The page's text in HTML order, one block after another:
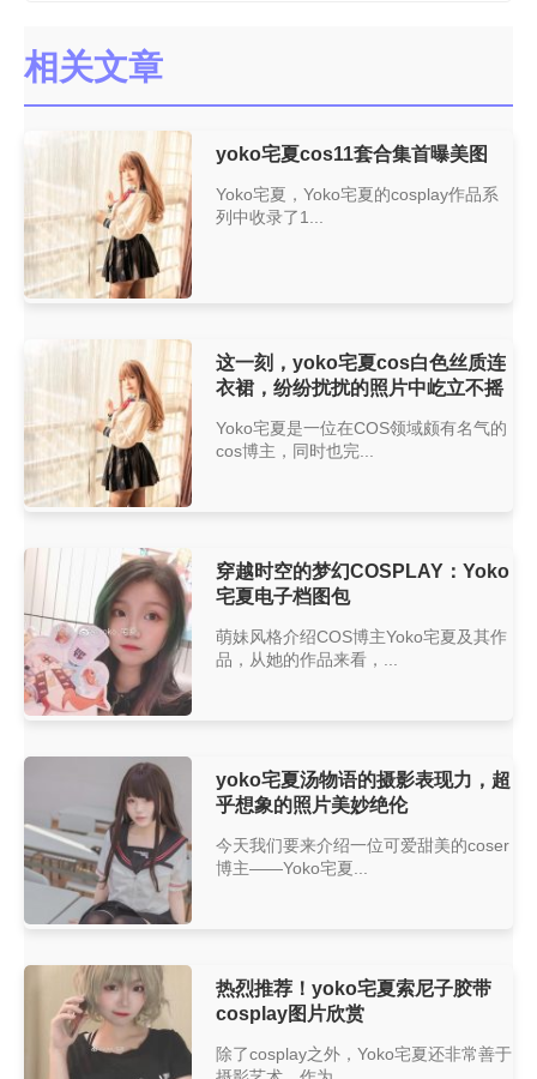
相关文章
yoko宅夏cos11套合集首曝美图
Yoko宅夏，Yoko宅夏的cosplay作品系
列中收录了1...
这一刻，yoko宅夏cos白色丝质连
衣裙，纷纷扰扰的照片中屹立不摇
Yoko宅夏是一位在COS领域颇有名气的
cos博主，同时也完...
穿越时空的梦幻COSPLAY：Yoko
宅夏电子档图包
萌妹风格介绍COS博主Yoko宅夏及其作
品，从她的作品来看，...
yoko宅夏汤物语的摄影表现力，超
乎想象的照片美妙绝伦
今天我们要来介绍一位可爱甜美的coser
博主——Yoko宅夏...
热烈推荐！yoko宅夏索尼子胶带
cosplay图片欣赏
除了cosplay之外，Yoko宅夏还非常善于